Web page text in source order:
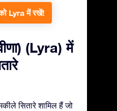
Lyra में रखें!
(Lyra) में
सितारे शामिल हैं जो